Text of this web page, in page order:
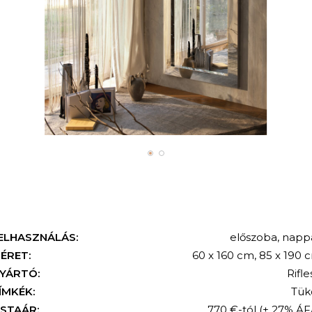
előszoba,
60 x 160 cm, 85 x 190